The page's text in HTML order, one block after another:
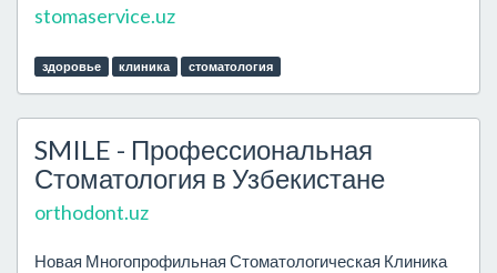
stomaservice.uz
здоровье клиника стоматология
SMILE - Профессиональная
Стоматология в Узбекистане
orthodont.uz
Новая Многопрофильная Стоматологическая Клиника